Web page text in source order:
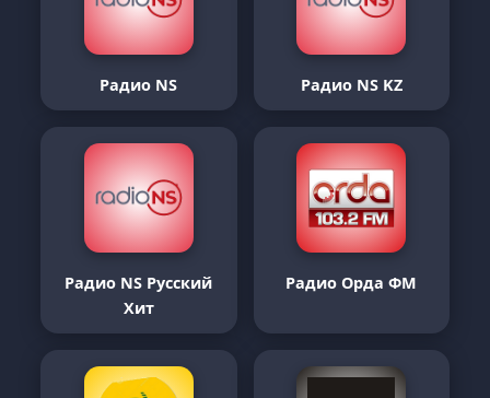
Радио NS Радио NS KZ
Радио NS Русский
Хит
Радио Орда ФМ